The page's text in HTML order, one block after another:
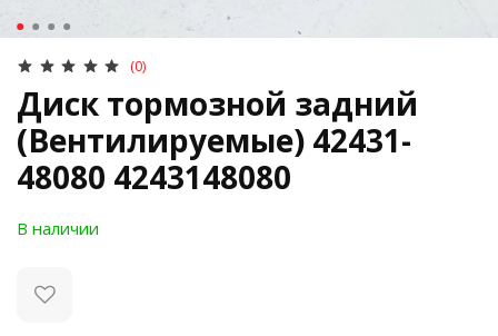
(0)
Диск тормозной задний
(Вентилируемые) 42431-
48080 4243148080
В наличии